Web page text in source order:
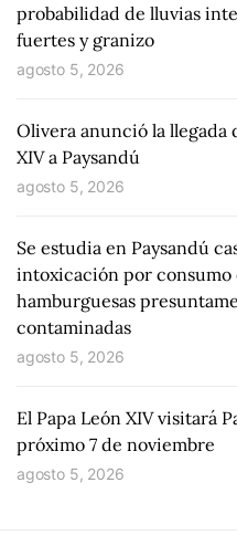
probabilidad de lluvias
fuertes y granizo
agosto 5, 2026
Olivera anunció la llegada
XIV a Paysandú
agosto 5, 2026
Se estudia en Paysandú
intoxicación por consumo
hamburguesas
contaminadas
agosto 5, 2026
El Papa León XIV visitará
próximo 7 de noviembre
agosto 5, 2026